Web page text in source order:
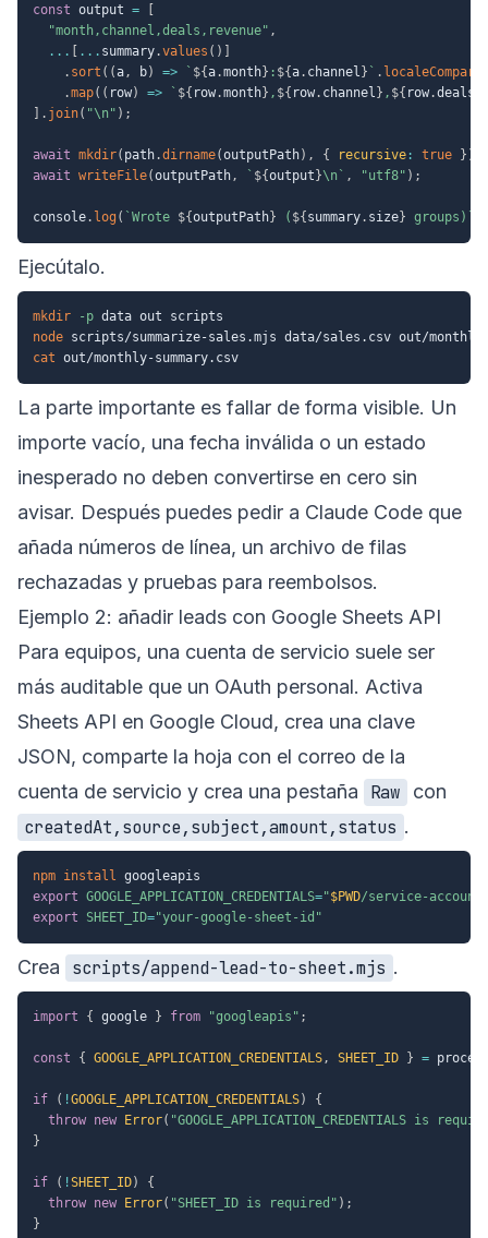
const output =
"month,channel,deals,revenue" ,
...
... summary.values ( )
. sort ( (a, b) => ` ${a.month} : ${a. channel } ` . localeCompare
.map( ( row) => ` ${ row.month} , ${ row. channel } , ${ row.deals
. join( "\n" ) ;
await mkdir( path.dirname(outputPath) , { recursive : true } )
await writeFile(outputPath, ` ${output }\n ` , "utf8" ) ;
console. log ( ` Wrote ${outputPath} ( ${ summary. size} groups)
Ejecútalo.
mkdir -p
node
cat
La parte importante es fallar de forma visible. Un
importe vacío, una fecha inválida o un estado
inesperado no deben convertirse en cero sin
avisar. Después puedes pedir a Claude Code que
añada números de línea, un archivo de filas
rechazadas y pruebas para reembolsos.
Ejemplo 2: añadir leads con Google Sheets API
Para equipos, una cuenta de servicio suele ser
más auditable que un OAuth personal. Activa
Sheets API en Google Cloud, crea una clave
JSON, comparte la hoja con el correo de la
cuenta de servicio y crea una pestaña
Raw
con
createdAt,source,subject,amount,status .
npm install
export GOOGLE_APPLICATION_CREDENTIALS="$PWD/service-
export
SHEET_ID="your-google-sheet-id"
Crea scripts/append-lead-to-sheet.mjs .
import { google } from "googleapis" ;
const { GOOGLE_APPLICATION_CREDENTIALS, SHEET_ID } =
if ( !GOOGLE_APPLICATION_CREDENTIALS)
{
throw new Error( "GOOGLE_APPLICATION_CREDENTIALS is
}
if ( !SHEET_ID)
{
throw new Error( "SHEET_ID is required" ) ;
}